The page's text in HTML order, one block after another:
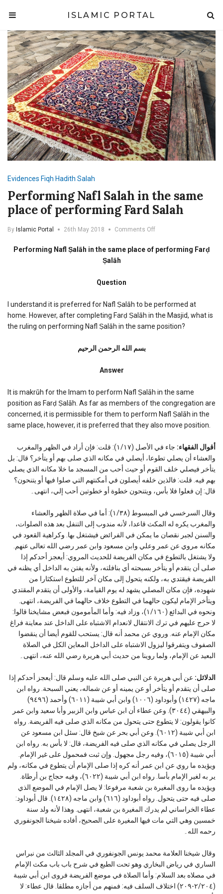
ISLAMIC PORTAL
Evidences Fiqh Hadith Salah
Performing Nafl Salah in the same
place of performing Fard Salah
By Islamic Portal 26th May 2018 Comments Offon
Nafl
Salah
Fard
Salah
Performing Nafl Ṣalāh in the same place of performing Farḍ
Ṣalāh
Question
I understand it is preferred for Nafl Ṣalāh to be performed at
home. However, after completing Farḍ Ṣalāh in the Masjid, what is
the ruling on performing Nafl Ṣalāh in the same position?
بسم الله الرحمن الرحیم
Answer
It is makrūh for the Imam to perform Nafl Ṣalāh in the same
position as Farḍ Ṣalāh. As far as members of the congregation are
concerned, it is permissible for them to perform Nafl Ṣalāh in the
same place, however, it is preferred that they also move position.
أقوال الفقهاء:
جاء في الأصل (١/١٧): قلت: فإن أراد في الظهر والمغرب
والعشاء أن يصلي تطوعا، أيصلي في مكانه الذي صلى بهم أو يتأخر؟ قال: بل
يتأخر فيصلي خلف القوم أو حيث أحب من المسجد ما خلا مكانه الذي يصلي
بهم فيه. قلت: فالذين خلفه أيصلون في أمكنتهم التي صلوا فيها أو يتنحون؟
قال: إن فعلوا فلا بأس، ويتنحون خطوة أو خطوتين أحب إلي، انتهى۔
وقال السرخسي في المبسوط (١/٣٨): أما في صلاة الظهر والعشاء
والمغرب يكره له المكث قاعدا، لأنه مندوب إلى التنفل بعد هذه الصلوات،
والسنن لجبر نقصان ما يمكن في الفرائض فيشتغل بها. وكراهية القعود في
مكانه مروي عن عمر وعلي وابن مسعود وابن عمر رضي الله تعالى عنهم.
ولا يشتغل بالتطوع في مكان الفريضة للحديث المروي: أيعجز أحدكم إذا
صلى أن يتقدم أو يتأخر بسبحته أي بنافلته، ولأنه يفتن به الداخل أي يظنه في
الفريضة فيقتدي به، ولكنه يتحول إلى مكان آخر للتطوع استكثارا من
شهوده، فإن مكان المصلي يشهد له يوم القيامة، والأولى أن يتقدم المقتدي
ويتأخر الإمام ليكون حالهما في التطوع خلاف حالهما في الفريضة، انتهى.
ونحوه في البدائع (١/١٦٠)، وزاد فيه: وأما المأمومون فبعض مشايخنا قالوا:
لا حرج عليهم في ترك الانتقال لانعدام الاشتباه على الداخل عند معاينة فراغ
مكان الإمام عنه. وروي عن محمد أنه قال: يستحب للقوم أيضا أن ينقضوا
الصفوف ويتفرقوا ليزول الاشتباه على الداخل المعاين الكل في الصلاة
البعيد عن الإمام، ولما روينا من حديث أبي هريرة رضي الله عنه، انتهى۔
الدلائل: عن أبي هريرة عن النبي صلى الله عليه وسلم قال: أيعجز أحدكم إذا
صلى أن يتقدم أو يتأخر أو عن يمينه أو عن شماله، يعني السبحة. رواه ابن
ماجه (١٤٢٧) وأبوداود (١٠٠٦) وابن أبي شيبة (٦٠١١) وأحمد (٩٤٩٦)
والبيهقي (٣٠٤٤). وعن عطاء أن ابن عباس وابن الزبير وأبا سعيد وابن عمر
كانوا يقولون: لا يتطوع حتى يتحول من مكانه الذي صلى فيه الفريضة. رواه
ابن أبي شيبة (٦٠١٢). وعن أبي بحر عن شيخ قال: سئل ابن مسعود عن
الرجل يصلي في مكانه الذي صلى فيه الفريضة، قال: لا بأس به. رواه ابن
أبي شيبة (٦٠١٥)، وفيه رجل مجهول. وإن ثبت فمحمول على غير الإمام.
ويؤيده ما روي عن ابن عمر أنه كره إذا صلى الإمام أن يتطوع في مكانه، ولم
ير به لغير الإمام بأسا. رواه ابن أبي شيبة (٦٠٢٢)، وفيه حجاج بن أرطاة.
ويؤيده ما روى المغيرة بن شعبة مرفوعا: لا يصل الإمام في الموضع الذي
صلى فيه حتى يتحول. رواه أبوداود (٦١٦) وابن ماجه (١٤٢٨). قال أبوداود:
عطاء الخراساني لم يدرك المغيرة بن شعبة، انتهى. وهذا لأنه ولد سنة
خمسين وهي التي مات فيها المغيرة على الصحيح، أفاده شيخنا الجونفوري
رحمه الله۔
وقال شيخنا العلامة محمد يونس الجونفوري في المجلد الثالث من نبراس
الساري في رياض البخاري وهو تحت الطبع في شرح باب باب مكث الإمام
في مصلاه بعد السلام: وأما الصلاة في موضع الفريضة فروى ابن أبي شيبة
(٢/٢٠٤-٢٠٩) اختلاف السلف فيه: فمنهم من أجازه مطلقا. قال عطاء: لا